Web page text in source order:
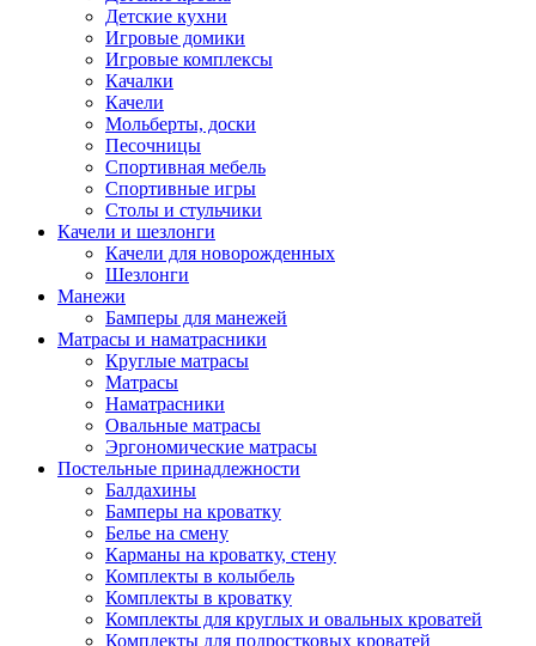
Детские кухни
Игровые домики
Игровые комплексы
Качалки
Качели
Мольберты, доски
Песочницы
Спортивная мебель
Спортивные игры
Столы и стульчики
Качели и шезлонги
Качели для новорожденных
Шезлонги
Манежи
Бамперы для манежей
Матрасы и наматрасники
Круглые матрасы
Матрасы
Наматрасники
Овальные матрасы
Эргономические матрасы
Постельные принадлежности
Балдахины
Бамперы на кроватку
Белье на смену
Карманы на кроватку, стену
Комплекты в колыбель
Комплекты в кроватку
Комплекты для круглых и овальных кроватей
Комплекты для подростковых кроватей